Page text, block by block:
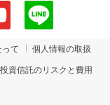
て 個人情報の取扱
投資信託のリスクと費用